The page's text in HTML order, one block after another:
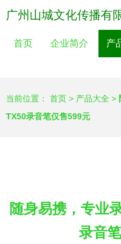
广州山城文化传播有
首页 企业简介 产
当前位置： 首页 > 产品大全 >
TX50录音笔仅售599元
随身易携，专业
录音